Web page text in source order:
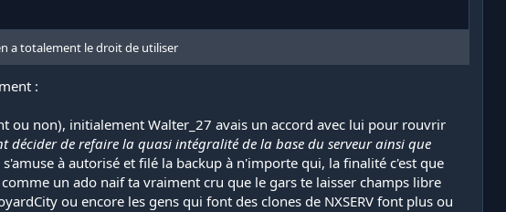
a totalement le droit de utiliser
:
ou non), initialement Walter_27 avais un accord avec lui pour rouvrir
décider de refaire la quasi intégralité de la base du serveur ainsi que
à autorisé et filé la backup à n'importe qui, la finalité c'est que
un ado naif ta vraiment cru que le gars te laisser champs libre
ou encore les gens qui font des clones de NXSERV font plus ou